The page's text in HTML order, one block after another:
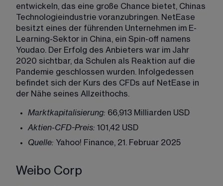
entwickeln, das eine große Chance bietet, Chinas
Technologieindustrie voranzubringen. NetEase
besitzt eines der führenden Unternehmen im E-
Learning-Sektor in China, ein Spin-off namens
Youdao. Der Erfolg des Anbieters war im Jahr
2020 sichtbar, da Schulen als Reaktion auf die
Pandemie geschlossen wurden. Infolgedessen
befindet sich der Kurs des CFDs auf NetEase in
der Nähe seines Allzeithochs.
Marktkapitalisierung: 66,913 Milliarden USD
Aktien-CFD-Preis: 101,42 USD
Quelle: Yahoo! Finance, 21. Februar 2025
Weibo Corp